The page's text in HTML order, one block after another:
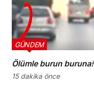
Ölümle burun buruna!
GÜNDEM
15 dakika önce